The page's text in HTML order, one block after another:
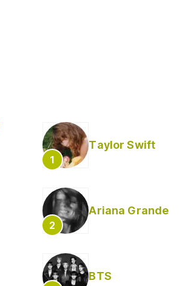
Taylor Swift
Ariana Grande
BTS